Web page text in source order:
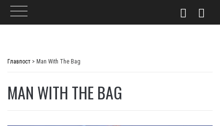
Главпост > Man With The Bag
MAN WITH THE BAG